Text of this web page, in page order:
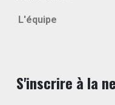
L'équipe
S'inscrire à la